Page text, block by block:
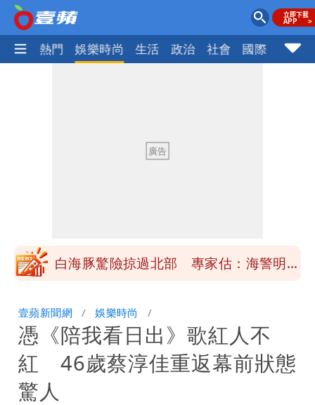
焦點 熱門 娛樂時尚 生活 政治 社會 國際 財經
「終於能交代」 捐500萬獎學金延續愛
白海豚颱風逼近！鄭明典示警「恐遇黑潮
砸重金再買一整桌卡盒
白海豚驚險掠過北部 專家估：海警明發
「終於能交代」 捐500萬獎學金延續愛
白海豚颱風逼近！鄭明典示警「恐遇黑潮
變強」 路徑分歧藏警訊：不利強度維持
壹蘋新聞網 娛樂時尚
憑《陪我看日出》歌紅人不
紅 46歲蔡淳佳重返幕前狀態
驚人